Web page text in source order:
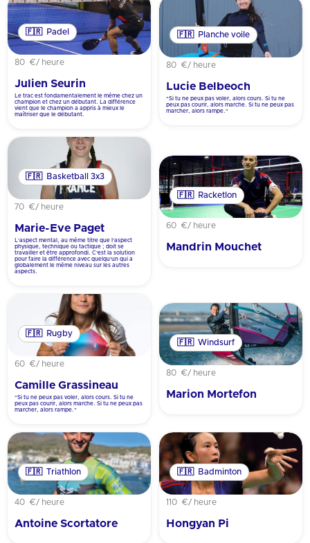
🇫🇷 Padel
80 €/ heure
Julien Seurin
Le trac est fondamentalement le même chez un
champion et chez un débutant. La différence
vient que le champion a appris à mieux le
maîtriser que le débutant.
🇫🇷 Planche voile
80 €/ heure
Lucie Belbeoch
"Si tu ne peux pas voler, alors cours. Si tu ne
peux pas courir, alors marche. Si tu ne peux pas
marcher, alors rampe."
🇫🇷 Basketball 3x3
70 €/ heure
Marie-Eve Paget
L’aspect mental, au même titre que l’aspect
physique, technique ou tactique ; doit se
travailler et être approfondi. C’est la solution
pour faire la différence avec quelqu’un qui a
globalement le même niveau sur les autres
aspects.
🇫🇷 Racketlon
60 €/ heure
Mandrin Mouchet
🇫🇷 Rugby
60 €/ heure
Camille Grassineau
"Si tu ne peux pas voler, alors cours. Si tu ne
peux pas courir, alors marche. Si tu ne peux pas
marcher, alors rampe."
🇫🇷 Windsurf
80 €/ heure
Marion Mortefon
🇫🇷 Triathlon
40 €/ heure
Antoine Scortatore
🇫🇷 Badminton
110 €/ heure
Hongyan Pi